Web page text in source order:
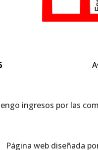
ingresos por las
Página web diseñada